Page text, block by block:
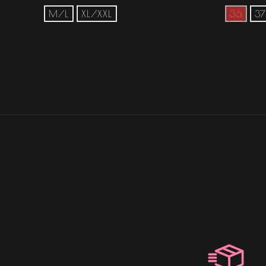
M/L XL/XXL 36 37